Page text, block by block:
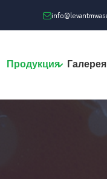
Продукция Галерея